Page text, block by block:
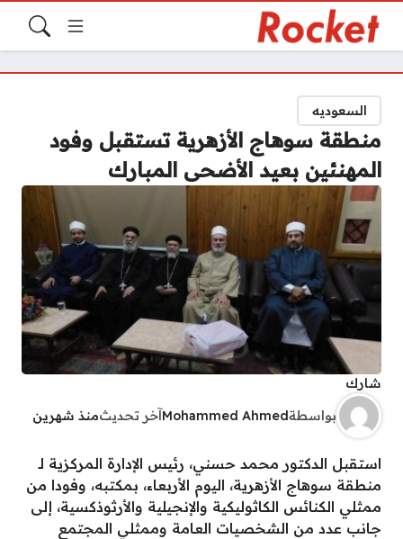
السعوديه
منطقة سوهاج الأزهرية تستقبل وفود
المهنئين بعيد الأضحى المبارك
شارك
بواسطةMohammed Ahmedآخر تحديثمنذ شهرين
استقبل الدكتور محمد حسني، رئيس الإدارة المركزية لـ
منطقة سوهاج الأزهرية، اليوم الأربعاء، بمكتبه، وفودا من
ممثلي الكنائس الكاثوليكية والإنجيلية والأرثوذكسية، إلى
جانب عدد من الشخصيات العامة وممثلي المجتمع